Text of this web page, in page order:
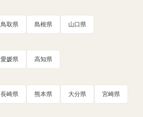
鳥取県 島根県 山口県
愛媛県 高知県
長崎県 熊本県 大分県 宮崎県